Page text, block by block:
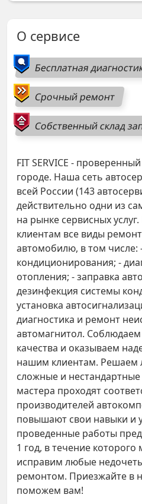
О сервисе
Бесплатная
Срочный ремонт
Собственный склад
FIT SERVICE -
городе. Наша сеть
всей России (143
действительно одни из
на рынке сервисных
клиентам все виды
автомобилю, в том числе:
кондиционирования; -
отопления; - заправка
дезинфекция системы
установка
диагностика и ремонт
автомагнитол. Соблюдаем
качества и оказываем
нашим клиентам. Решаем
сложные и
мастера проходят
производителей
повышают свои навыки и
проведенные работы
1 год, в течение
исправим любые
ремонтом. Приезжайте в
поможем вам!